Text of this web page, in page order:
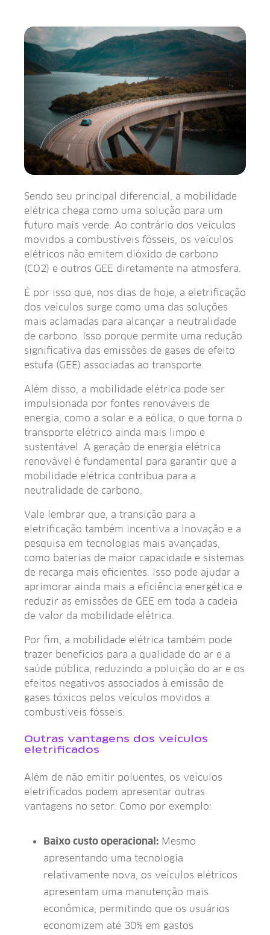
Sendo seu principal diferencial, a mobilidade
elétrica chega como uma solução para um
futuro mais verde. Ao contrário dos veículos
movidos a combustíveis fósseis, os veículos
elétricos não emitem dióxido de carbono
(CO2) e outros GEE diretamente na atmosfera.
É por isso que, nos dias de hoje, a eletrificação
dos veículos surge como uma das soluções
mais aclamadas para alcançar a neutralidade
de carbono. Isso porque permite uma redução
significativa das emissões de gases de efeito
estufa (GEE) associadas ao transporte.
Além disso, a mobilidade elétrica pode ser
impulsionada por fontes renováveis de
energia, como a solar e a eólica, o que torna o
transporte elétrico ainda mais limpo e
sustentável. A geração de energia elétrica
renovável é fundamental para garantir que a
mobilidade elétrica contribua para a
neutralidade de carbono.
Vale lembrar que, a transição para a
eletrificação também incentiva a inovação e a
pesquisa em tecnologias mais avançadas,
como baterias de maior capacidade e sistemas
de recarga mais eficientes. Isso pode ajudar a
aprimorar ainda mais a eficiência energética e
reduzir as emissões de GEE em toda a cadeia
de valor da mobilidade elétrica.
Por fim, a mobilidade elétrica também pode
trazer benefícios para a qualidade do ar e a
saúde pública, reduzindo a poluição do ar e os
efeitos negativos associados à emissão de
gases tóxicos pelos veículos movidos a
combustíveis fósseis.
Outras vantagens dos veículos
eletrificados
Além de não emitir poluentes, os veículos
eletrificados podem apresentar outras
vantagens no setor. Como por exemplo:
Baixo custo operacional: Mesmo
apresentando uma tecnologia
relativamente nova, os veículos elétricos
apresentam uma manutenção mais
econômica, permitindo que os usuários
economizem até 30% em gastos